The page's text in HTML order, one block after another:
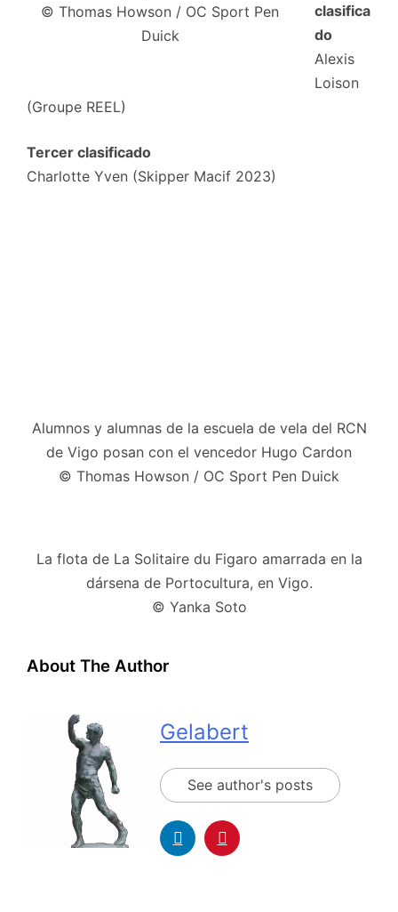
© Thomas Howson / OC Sport Pen
Duick
clasifica
do
Alexis
Loison
(Groupe REEL)
Tercer clasificado
Charlotte Yven (Skipper Macif 2023)
Alumnos y alumnas de la escuela de vela del RCN
de Vigo posan con el vencedor Hugo Cardon
© Thomas Howson / OC Sport Pen Duick
La flota de La Solitaire du Figaro amarrada en la
dársena de Portocultura, en Vigo.
© Yanka Soto
About The Author
Gelabert
See author's posts